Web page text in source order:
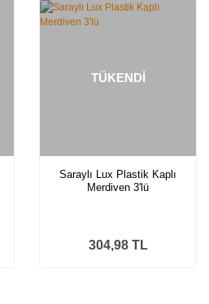
TÜKENDİ
Saraylı Lux Plastik Kaplı
Merdiven 3'lü
304,98 TL